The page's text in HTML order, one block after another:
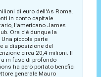
di euro dell'As Roma.
in conto capitale
l'americano James
Ora c'è dunque la
piccola parte
a disposizione del
circa 20,4 milioni. Il
in fase di profondo
ha però portato benefici
generale Mauro